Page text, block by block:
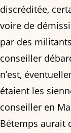
discréditée,
voire de
par des
conseiller
n’est,
étaient les
conseiller en
Bétemps aurait